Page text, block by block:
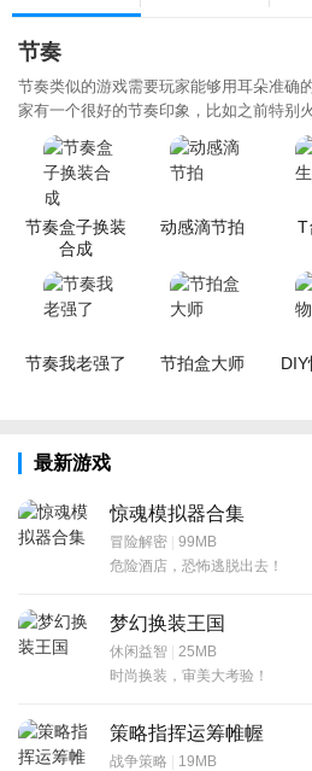
节奏
节奏类似的游戏需要玩家能够用耳朵准确
家有一个很好的节奏印象，比如之前特别
节奏盒子换装
合成
动感滴节拍 T
节奏我老强了 节拍盒大师
最新游戏
惊魂模拟器合集
冒险解密 | 99MB
危险酒店，恐怖逃脱出去！
梦幻换装王国
休闲益智 | 25MB
时尚换装，审美大考验！
策略指挥运筹帷幄
战争策略 | 19MB